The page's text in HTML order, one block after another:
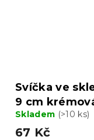
Svíčka ve
9 cm
Skladem (>10 ks)
67 Kč